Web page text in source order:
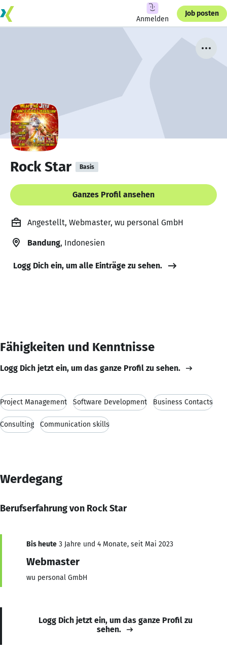
Anmelden
Job posten
Rock Star Basis
Ganzes Profil ansehen
Angestellt, Webmaster, wu personal GmbH
Bandung, Indonesien
Logg Dich ein, um alle Einträge zu sehen.
Fähigkeiten und Kenntnisse
Logg Dich jetzt ein, um das ganze Profil zu sehen.
Project Management Software Development Business Contacts
Consulting Communication skills
Werdegang
Berufserfahrung von Rock Star
Bis heute 3 Jahre und 4 Monate, seit Mai 2023
Webmaster
wu personal GmbH
Logg Dich jetzt ein, um das ganze Profil zu
sehen.